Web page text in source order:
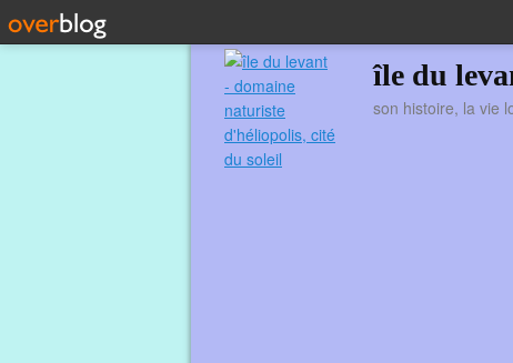
île du
son histoire, la vie